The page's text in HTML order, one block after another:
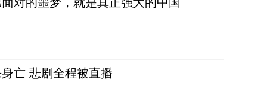
亡 悲剧全程被直播